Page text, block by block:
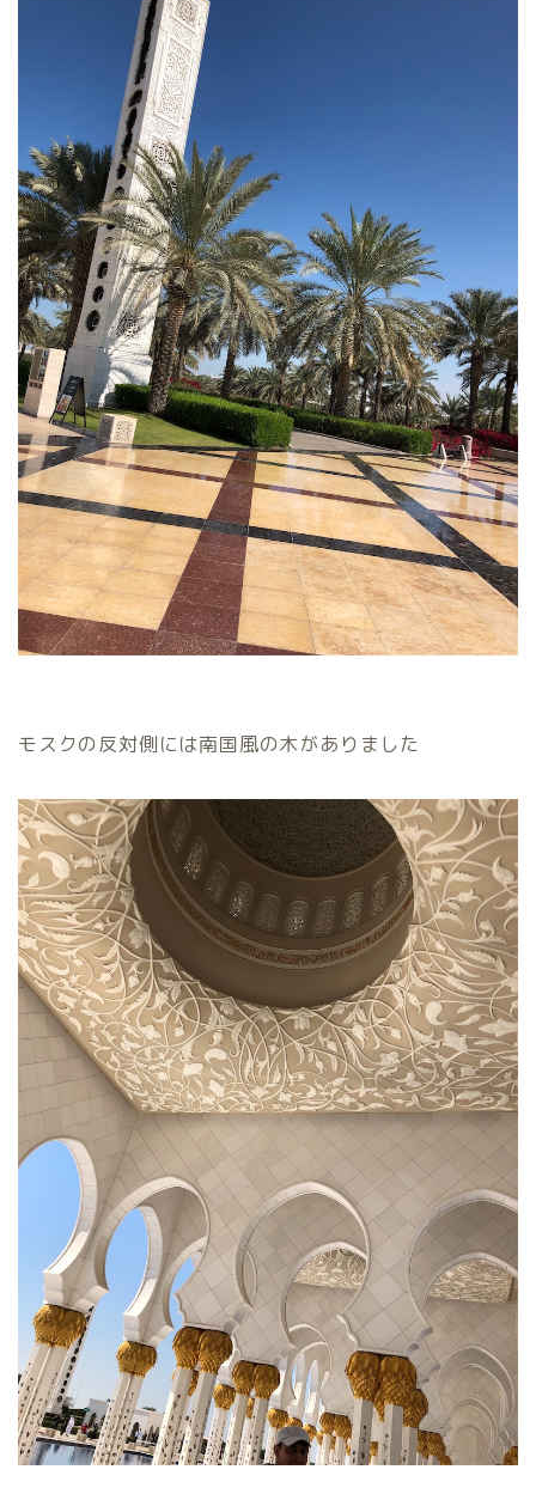
モスクの反対側には南国風の木がありました